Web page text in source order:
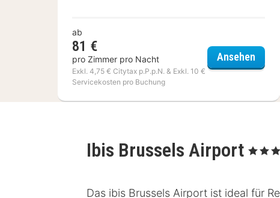
ab
81 €
pro Zimmer pro Nacht
Exkl. 4,75 € Citytax p.P.p.N. & Exkl. 10 €
Servicekosten pro Buchung
AnsehenIbis
Ibis Brussels Airport , 3 Sterne
Das ibis Brussels Airport ist ideal für